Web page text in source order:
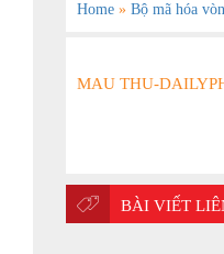
Home» Bộ mã hóa
MAU THU-
BÀI VIẾT